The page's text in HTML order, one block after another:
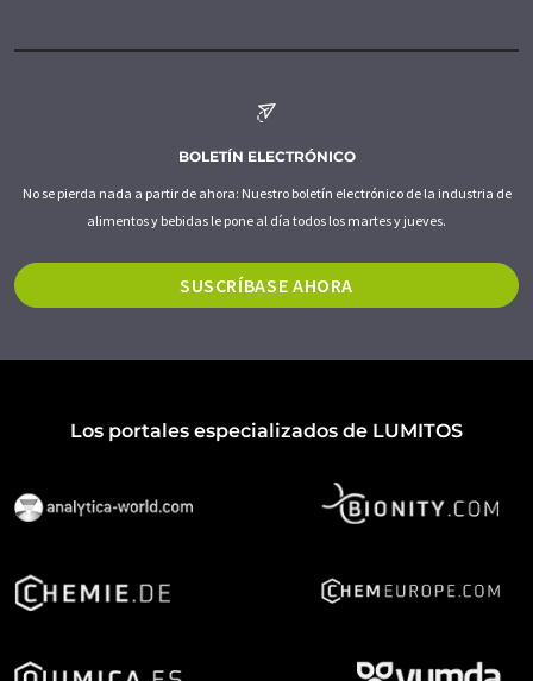
BOLETÍN ELECTRÓNICO
No se pierda nada a partir de ahora: Nuestro boletín electrónico de la industria de
alimentos y bebidas le pone al día todos los martes y jueves.
SUSCRÍBASE AHORA
Los portales especializados de LUMITOS